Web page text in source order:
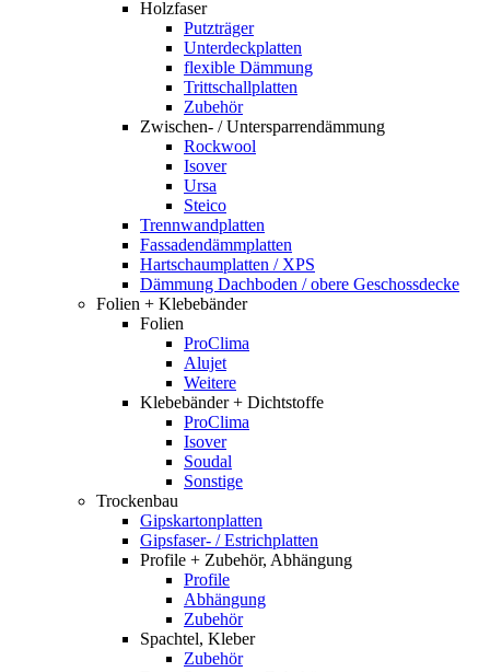
Holzfaser
Putzträger
Unterdeckplatten
flexible Dämmung
Trittschallplatten
Zubehör
Zwischen- / Untersparrendämmung
Rockwool
Isover
Ursa
Steico
Trennwandplatten
Fassadendämmplatten
Hartschaumplatten / XPS
Dämmung Dachboden / obere Geschossdecke
Folien + Klebebänder
Folien
ProClima
Alujet
Weitere
Klebebänder + Dichtstoffe
ProClima
Isover
Soudal
Sonstige
Trockenbau
Gipskartonplatten
Gipsfaser- / Estrichplatten
Profile + Zubehör, Abhängung
Profile
Abhängung
Zubehör
Spachtel, Kleber
Zubehör